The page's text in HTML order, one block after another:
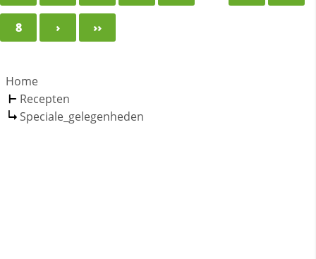
8 › ››
Home
Recepten
Speciale_gelegenheden